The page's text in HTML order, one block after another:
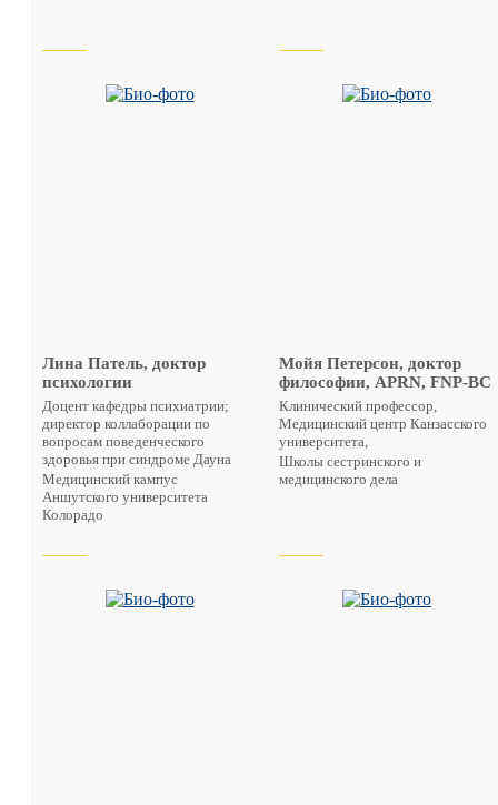
Лина Патель, доктор
психологии
Доцент кафедры психиатрии;
директор коллаборации по
вопросам поведенческого
здоровья при синдроме Дауна
Медицинский кампус
Аншутского университета
Колорадо
Мойя Петерсон, доктор
философии, APRN, FNP-BC
Клинический профессор,
Медицинский центр Канзасского
университета,
Школы сестринского и
медицинского дела